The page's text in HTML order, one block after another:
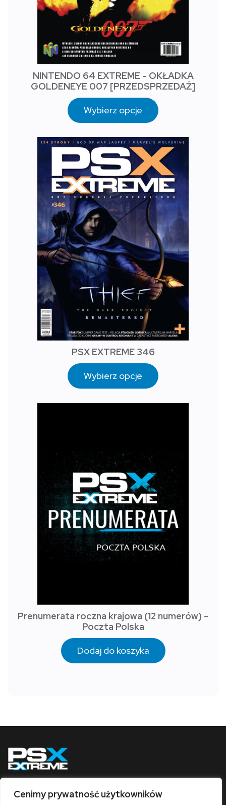
Cenimy prywatność użytkowników
NINTENDO 64 EXTREME - OKŁADKA
GOLDENEYE 007 [PRZEDSPRZEDAŻ]
Wybierz opcje
PSX EXTREME 346
Wybierz opcje
Prenumerata roczna krajowa (12 numerów) -
Poczta Polska
Dodaj do koszyka
Obserwuj nas